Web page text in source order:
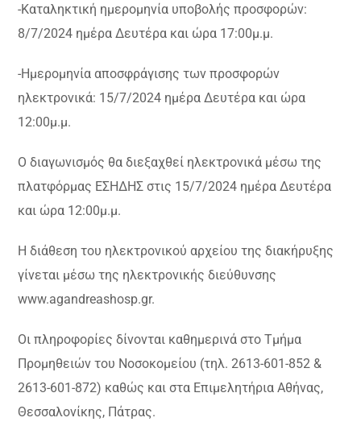
-Καταληκτική ημερομηνία υποβολής προσφορών:
8/7/2024 ημέρα Δευτέρα και ώρα 17:00μ.μ.
-Ημερομηνία αποσφράγισης των προσφορών
ηλεκτρονικά: 15/7/2024 ημέρα Δευτέρα και ώρα
12:00μ.μ.
Ο διαγωνισμός θα διεξαχθεί ηλεκτρονικά μέσω της
πλατφόρμας ΕΣΗΔΗΣ στις 15/7/2024 ημέρα Δευτέρα
και ώρα 12:00μ.μ.
Η διάθεση του ηλεκτρονικού αρχείου της διακήρυξης
γίνεται μέσω της ηλεκτρονικής διεύθυνσης
www.agandreashosp.gr.
Οι πληροφορίες δίνονται καθημερινά στο Τμήμα
Προμηθειών του Νοσοκομείου (τηλ. 2613-601-852 &
2613-601-872) καθώς και στα Επιμελητήρια Αθήνας,
Θεσσαλονίκης, Πάτρας.